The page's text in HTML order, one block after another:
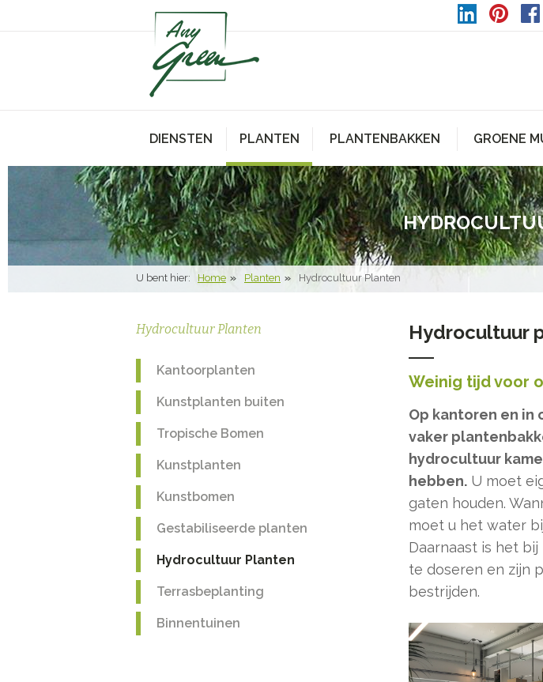
DIENSTEN PLANTEN PLANTENBAKKEN GROENE
U bent hier: Home Planten Hydrocultuur Planten
Hydrocultuur
Weinig tijd voor
Op kantoren en in
vaker
hydrocultuur
hebben. U moet
gaten houden.
moet u het water
Daarnaast is het
te doseren en zijn
bestrijden.
Hydrocultuur Planten
Kantoorplanten
Kunstplanten buiten
Tropische Bomen
Kunstplanten
Kunstbomen
Gestabiliseerde planten
Hydrocultuur Planten
Terrasbeplanting
Binnentuinen